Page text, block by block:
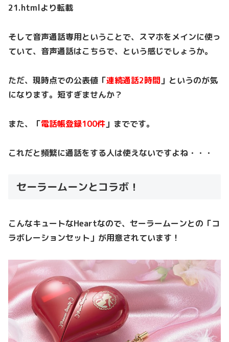
21.htmlより転載
そして音声通話専用ということで、スマホをメインに使っ
ていて、音声通話はこちらで、という感じでしょうか。
ただ、現時点での公表値「連続通話2時間 」というのが気
になります。短すぎませんか？
また、「電話帳登録100件 」までです。
これだと頻繁に通話をする人は使えないですよね・・・
セーラームーンとコラボ！
こんなキュートなHeartなので、セーラームーンとの「コ
ラボレーションセット」が用意されています！